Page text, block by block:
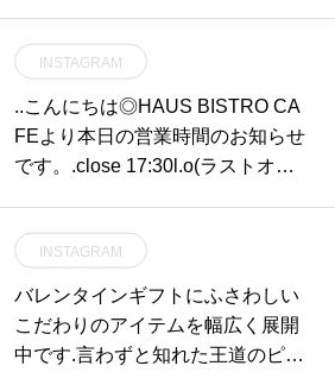
INSTAGRAM
..こんにちは◎HAUS BISTRO CA
FEより本日の営業時間のお知らせ
です。.close 17:30l.o(ラストオー
業とさせていただきます。ご迷惑
をおかけしますが何卒よろしくお
願いいたします。またのご来店を
こころよりお待ちしております。..
INSTAGRAM
バレンタインギフトにふさわしい
こだわりのアイテムを幅広く展開
中です.言わずと知れた王道のピー